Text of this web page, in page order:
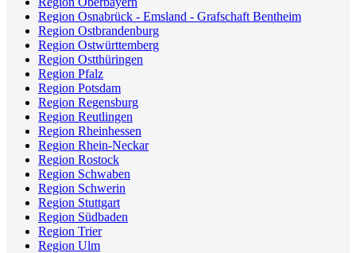
Region Osnabrück - Emsland - Grafschaft Bentheim
Region Ostbrandenburg
Region Ostwürttemberg
Region Ostthüringen
Region Pfalz
Region Potsdam
Region Regensburg
Region Reutlingen
Region Rheinhessen
Region Rhein-Neckar
Region Rostock
Region Schwaben
Region Schwerin
Region Stuttgart
Region Südbaden
Region Trier
Region Ulm